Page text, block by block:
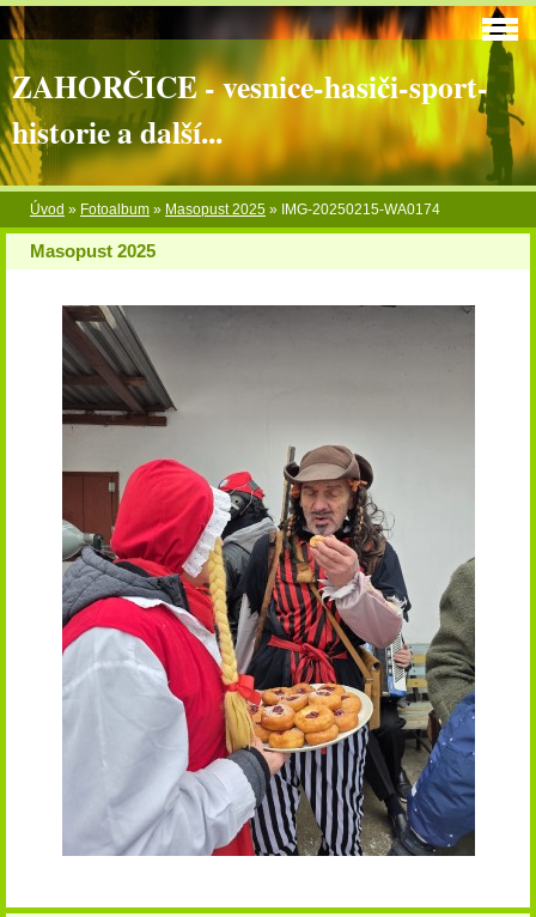
ZAHORČICE - vesnice-hasiči-sport-
historie a další...
Úvod » Fotoalbum » Masopust 2025 » IMG-20250215-WA0174
Masopust 2025